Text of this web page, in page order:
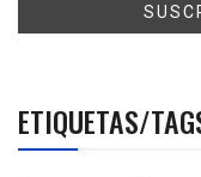
ETIQUETAS/